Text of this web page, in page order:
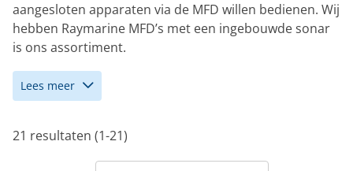
aangesloten apparaten via de MFD willen bedienen. Wij
hebben Raymarine MFD’s met een ingebouwde sonar
is ons assortiment.
Lees meer
21 resultaten (1-21)